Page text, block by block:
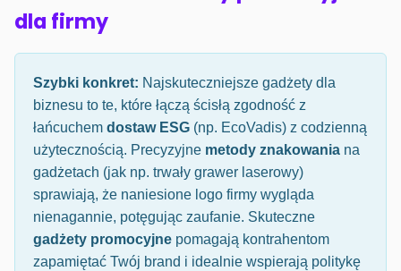
dla firmy
Szybki konkret: Najskuteczniejsze gadżety dla
biznesu to te, które łączą ścisłą zgodność z
łańcuchem dostaw ESG (np. EcoVadis) z codzienną
użytecznością. Precyzyjne metody znakowania na
gadżetach (jak np. trwały grawer laserowy)
sprawiają, że naniesione logo firmy wygląda
nienagannie, potęgując zaufanie. Skuteczne
gadżety promocyjne pomagają kontrahentom
zapamiętać Twój brand i idealnie wspierają politykę